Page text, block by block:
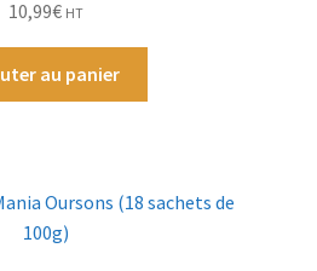
10,99€ HT
au panier